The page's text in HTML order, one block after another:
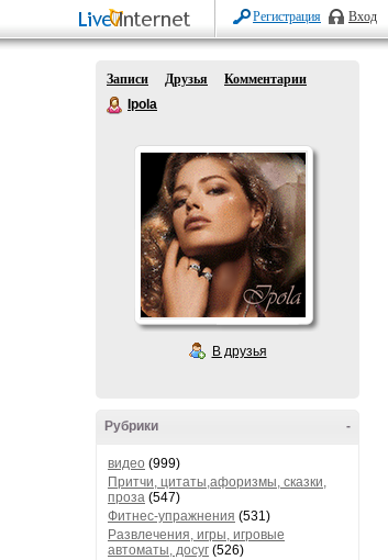
Регистрация Вход
Записи Друзья
Комментарии
Ipola
В друзья
-
Рубрики
видео (999)
Притчи, цитаты,афоризмы, сказки,
проза (547)
Фитнес-упражнения (531)
Развлечения, игры, игровые
автоматы, досуг (526)